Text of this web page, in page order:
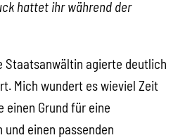
hattet ihr während der
Staatsanwältin agierte deutlich
Mich wundert es wieviel Zeit
einen Grund für eine
einen passenden